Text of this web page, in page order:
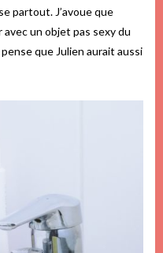
partout. J’avoue que
avec un objet pas sexy du
que Julien aurait aussi